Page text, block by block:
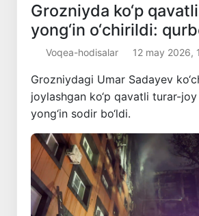
Grozniyda ko‘p
yong‘in o‘chirildi:
Voqea-hodisalar 12 may 2026,
Grozniydagi Umar Sadayev
joylashgan ko‘p qavatli turar-
yong‘in sodir bo‘ldi.